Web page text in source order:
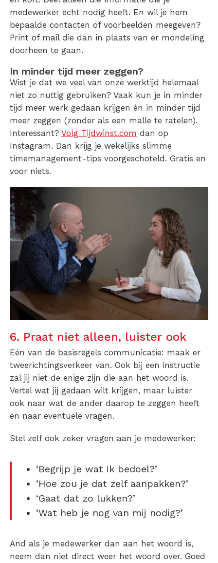
medewerker echt nodig heeft. En wil je hem
bepaalde contacten of voorbeelden meegeven?
Print of mail die dan in plaats van er mondeling
doorheen te gaan.
In minder tijd meer zeggen?
Wist je dat we veel van onze werktijd helemaal
niet zo nuttig gebruiken? Vaak kun je in minder
tijd meer werk gedaan krijgen én in minder tijd
meer zeggen (zonder als een malle te ratelen).
Interessant? Volg Tijdwinst.com dan op
Instagram. Dan krijg je wekelijks slimme
timemanagement-tips voorgeschoteld. Gratis en
voor niets.
6. Praat niet alleen, luister ook
Eén van de basisregels communicatie: maak er
tweerichtingsverkeer van. Ook bij een instructie
zal jij niet de enige zijn die aan het woord is.
Vertel wat jij gedaan wilt krijgen, maar luister
ook naar wat de ander daarop te zeggen heeft
en naar eventuele vragen.
Stel zelf ook zeker vragen aan je medewerker:
‘Begrijp je wat ik bedoel?’
‘Hoe zou je dat zelf aanpakken?’
‘Gaat dat zo lukken?’
‘Wat heb je nog van mij nodig?’
And als je medewerker dan aan het woord is,
neem dan niet direct weer het woord over. Goed